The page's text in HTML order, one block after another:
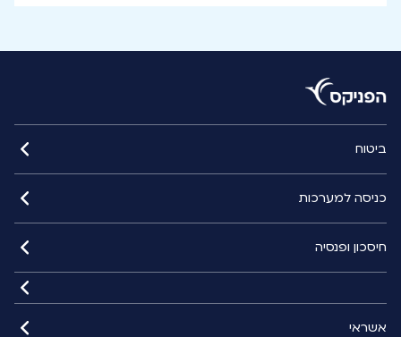
ביטוח
כניסה למערכות
חיסכון ופנסיה
אשראי